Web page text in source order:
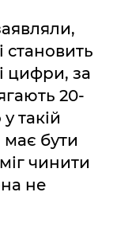
становить
цифри, за
20-
такій
має бути
чинити
не